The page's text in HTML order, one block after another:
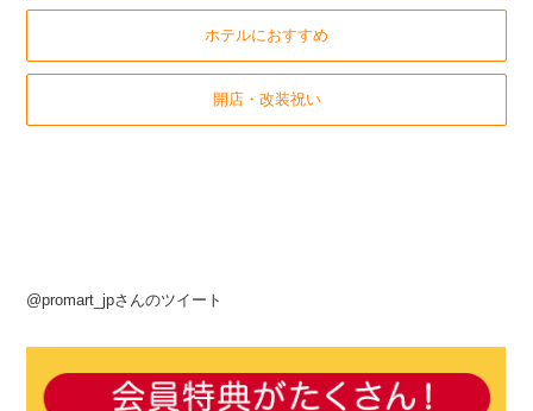
ホテルにおすすめ
開店・改装祝い
@promart_jpさんのツイート